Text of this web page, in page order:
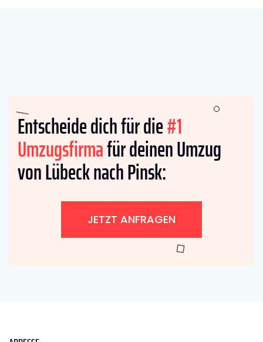
Entscheide dich für die#1
Umzugsfirmafür deinen Umzug
von Lübeck nach Pinsk:
JETZT ANFRAGEN